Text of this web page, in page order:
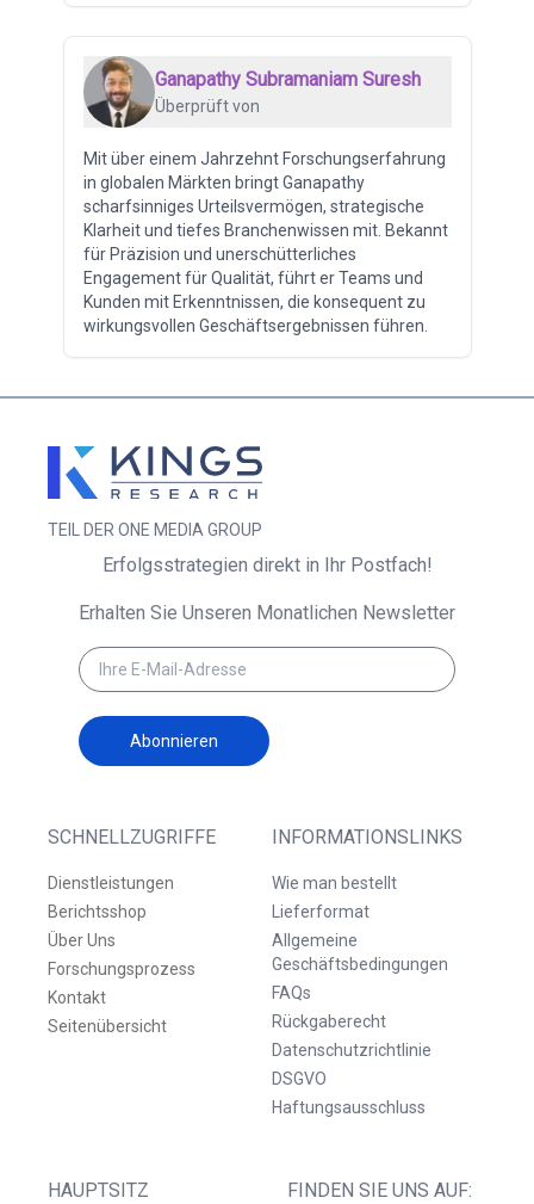
Ganapathy Subramaniam Suresh
Überprüft von
Mit über einem Jahrzehnt Forschungserfahrung
in globalen Märkten bringt Ganapathy
scharfsinniges Urteilsvermögen, strategische
Klarheit und tiefes Branchenwissen mit. Bekannt
für Präzision und unerschütterliches
Engagement für Qualität, führt er Teams und
Kunden mit Erkenntnissen, die konsequent zu
wirkungsvollen Geschäftsergebnissen führen.
TEIL DER ONE MEDIA GROUP
SCHNELLZUGRIFFE
Dienstleistungen
Berichtsshop
Über Uns
Forschungsprozess
Kontakt
Seitenübersicht
INFORMATIONSLINKS
Wie man bestellt
Lieferformat
Allgemeine
Geschäftsbedingungen
FAQs
Rückgaberecht
Datenschutzrichtlinie
DSGVO
Haftungsausschluss
HAUPTSITZ FINDEN SIE UNS AUF:
Erfolgsstrategien direkt in Ihr Postfach!
Erhalten Sie Unseren Monatlichen Newsletter
Abonnieren